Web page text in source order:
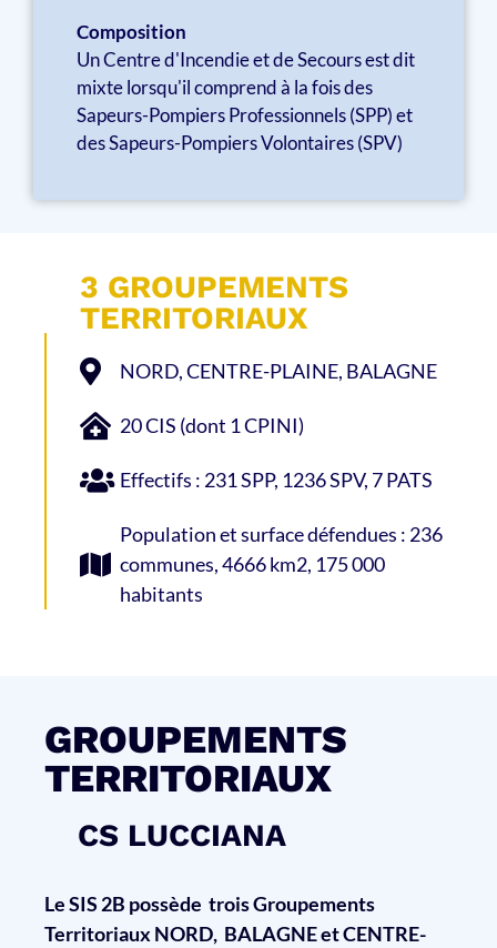
Composition
Un Centre d'Incendie et de Secours est dit
mixte lorsqu'il comprend à la fois des
Sapeurs-Pompiers Professionnels (SPP) et
des Sapeurs-Pompiers Volontaires (SPV)
3 GROUPEMENTS
TERRITORIAUX
NORD, CENTRE-PLAINE, BALAGNE
20 CIS (dont 1 CPINI)
Effectifs : 231 SPP, 1236 SPV, 7 PATS
Population et surface défendues : 236
communes, 4666 km2, 175 000
habitants
GROUPEMENTS
TERRITORIAUX
CS LUCCIANA
Le SIS 2B possède trois Groupements
Territoriaux NORD, BALAGNE et CENTRE-